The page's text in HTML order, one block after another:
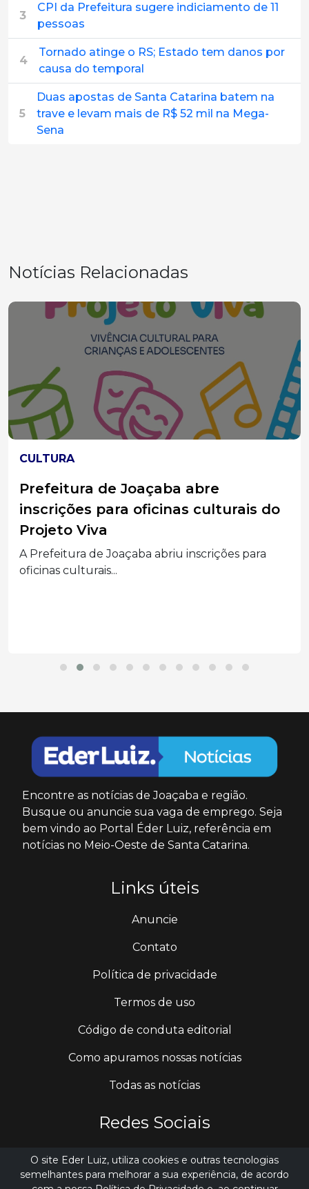
3
CPI da Prefeitura sugere indiciamento de 11
pessoas
4
Tornado atinge o RS; Estado tem danos por
causa do temporal
5
Duas apostas de Santa Catarina batem na
trave e levam mais de R$ 52 mil na Mega-
Sena
Notícias Relacionadas
CULTURA
Prefeitura de Joaçaba abre
inscrições para oficinas culturais do
Projeto Viva
A Prefeitura de Joaçaba abriu inscrições para
oficinas culturais...
Encontre as notícias de Joaçaba e região.
Busque ou anuncie sua vaga de emprego. Seja
bem vindo ao Portal Éder Luiz, referência em
notícias no Meio-Oeste de Santa Catarina.
Links úteis
Anuncie
Contato
Política de privacidade
Termos de uso
Código de conduta editorial
Como apuramos nossas notícias
Todas as notícias
Redes Sociais
Instagram
O site Eder Luiz, utiliza cookies e outras tecnologias
semelhantes para melhorar a sua experiência, de acordo